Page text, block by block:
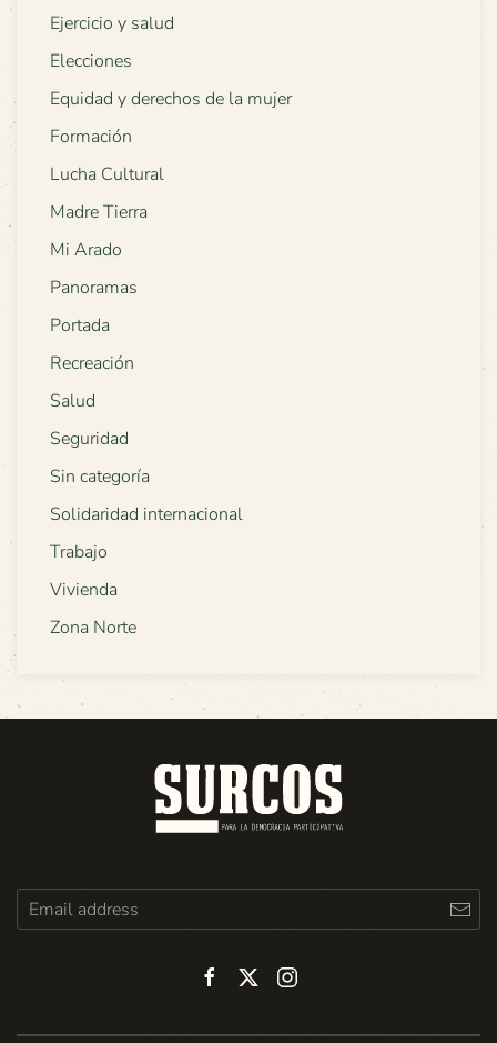
Ejercicio y salud
Elecciones
Equidad y derechos de la mujer
Formación
Lucha Cultural
Madre Tierra
Mi Arado
Panoramas
Portada
Recreación
Salud
Seguridad
Sin categoría
Solidaridad internacional
Trabajo
Vivienda
Zona Norte